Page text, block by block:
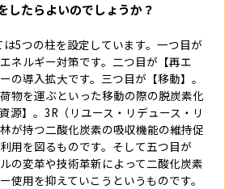
したらよいのでしょうか？
5つの柱を設定しています。一つ目が
ネルギー対策です。二つ目が【再エ
の導入拡大です。三つ目が【移動】。
物を運ぶといった移動の際の脱炭素化
源】。3R（リユース・リデュース・リ
が持つ二酸化炭素の吸収機能の維持促
用を図るものです。そして五つ目が
の変革や技術革新によって二酸化炭素
使用を抑えていこうというものです。